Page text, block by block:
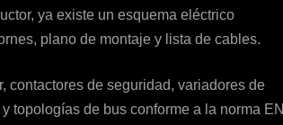
ya existe un esquema eléctrico
plano de montaje y lista de cables.
contactores de seguridad, variadores de
topologías de bus conforme a la norma EN